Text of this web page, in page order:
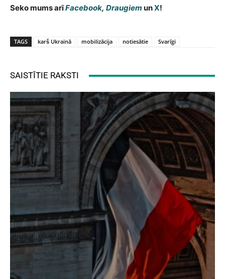
Seko mums arīFacebook, Draugiem unX!
TAGS karš Ukrainā mobilizācija notiesātie Svarīgi
SAISTĪTIE RAKSTI